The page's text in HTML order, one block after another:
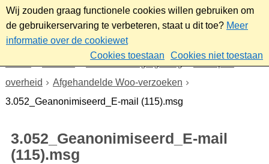
Wij zouden graag functionele cookies willen gebruiken om
de gebruikerservaring te verbeteren, staat u dit toe? Meer
informatie over de cookiewet
Cookies toestaan
Cookies niet toestaan
Beleid- en regelgeving
Wet open
overheid
Afgehandelde Woo-verzoeken
3.052_Geanonimiseerd_E-mail (115).msg
3.052_Geanonimiseerd_E-mail
(115).msg